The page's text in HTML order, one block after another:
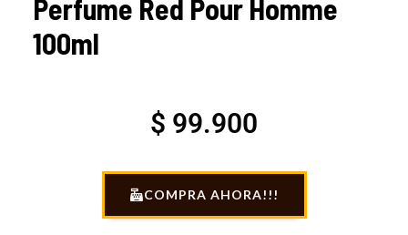
Perfume Red Pour Homme
100ml
$ 99.900
COMPRA AHORA!!!